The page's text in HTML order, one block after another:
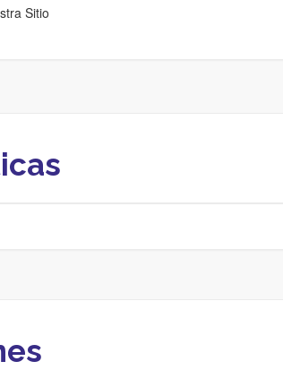
Sitio